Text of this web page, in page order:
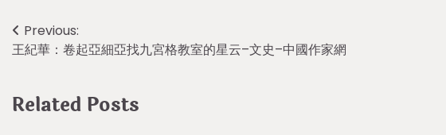
Post
navigation
Previous:
王紀華：卷起亞細亞找九宮格教室的星云–文史–中國作家網
Related Posts